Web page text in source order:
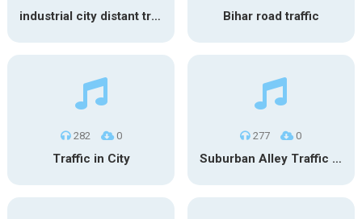
industrial city distant traffic Bihar road traffic
282 0
Traffic in City
277 0
Suburban Alley Traffic Ambience